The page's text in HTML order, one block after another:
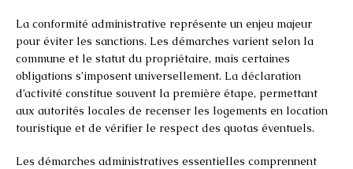
La conformité administrative représente un enjeu majeur
pour éviter les sanctions. Les démarches varient selon la
commune et le statut du propriétaire, mais certaines
obligations s’imposent universellement. La déclaration
d’activité constitue souvent la première étape, permettant
aux autorités locales de recenser les logements en location
touristique et de vérifier le respect des quotas éventuels.
Les démarches administratives essentielles comprennent